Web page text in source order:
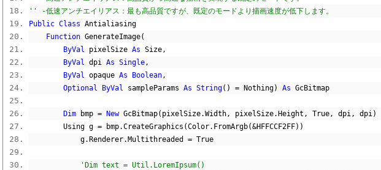
'' -低速アンチエイリアス：最も高品質ですが、既定のモードより描画速度が低下します。
Public Class Antialiasing
Function GenerateImage(
ByVal pixelSize As Size,
ByVal dpi As Single,
ByVal opaque As Boolean,
Optional
ByVal sampleParams As String() = Nothing) As GcBitmap
Dim bmp = New GcBitmap( pixelSize.Width, pixelSize. Height , True, dpi, dpi)
        Using g
= bmp.CreateGraphics (Color. FromArgb(&HFFCCF2FF))
            g
. Renderer. Multithreaded = True
'Dim text = Util.LoremIpsum()